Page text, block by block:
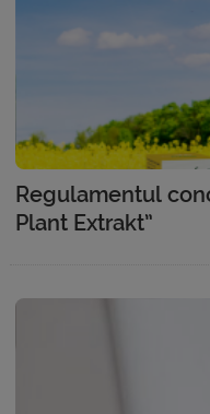
Regulamentul
Plant Extrakt”